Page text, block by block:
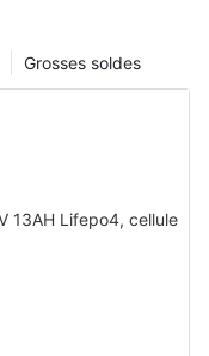
Grosses soldes